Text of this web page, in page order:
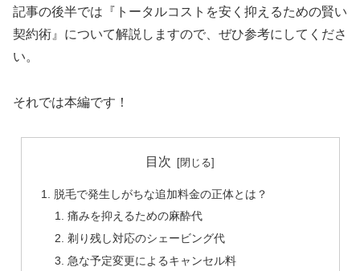
記事の後半では『トータルコストを安く抑えるための賢い
契約術』について解説しますので、ぜひ参考にしてくださ
い。
それでは本編です！
目次
脱毛で発生しがちな追加料金の正体とは？
痛みを抑えるための麻酔代
剃り残し対応のシェービング代
急な予定変更によるキャンセル料